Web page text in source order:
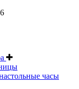
часы